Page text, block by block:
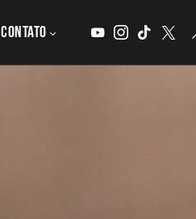
CONTATO